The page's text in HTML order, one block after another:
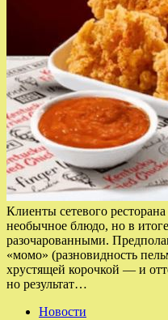
Клиенты сетевого
необычное блюдо, но в
разочарованными.
«момо» (разновидность
хрустящей корочкой — и
но результат…
Новости